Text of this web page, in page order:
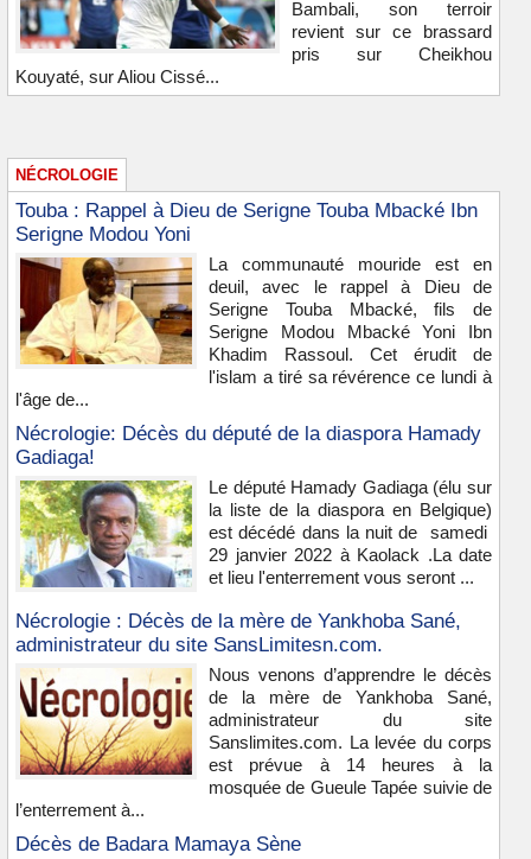
Bambali, son terroir
revient sur ce brassard
pris sur Cheikhou
Kouyaté, sur Aliou Cissé...
NÉCROLOGIE
Touba : Rappel à Dieu de Serigne Touba Mbacké Ibn
Serigne Modou Yoni
La communauté mouride est en
deuil, avec le rappel à Dieu de
Serigne Touba Mbacké, fils de
Serigne Modou Mbacké Yoni Ibn
Khadim Rassoul. Cet érudit de
l'islam a tiré sa révérence ce lundi à
l'âge de...
Nécrologie: Décès du député de la diaspora Hamady
Gadiaga!
Le député Hamady Gadiaga (élu sur
la liste de la diaspora en Belgique)
est décédé dans la nuit de samedi
29 janvier 2022 à Kaolack .La date
et lieu l'enterrement vous seront ...
Nécrologie : Décès de la mère de Yankhoba Sané,
administrateur du site SansLimitesn.com.
Nous venons d’apprendre le décès
de la mère de Yankhoba Sané,
administrateur du site
Sanslimites.com. La levée du corps
est prévue à 14 heures à la
mosquée de Gueule Tapée suivie de
l’enterrement à...
Décès de Badara Mamaya Sène